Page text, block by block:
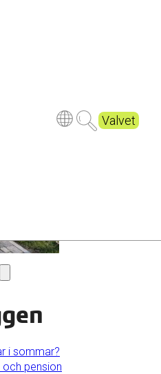
Valvet
beskuren
i sommar?
pension